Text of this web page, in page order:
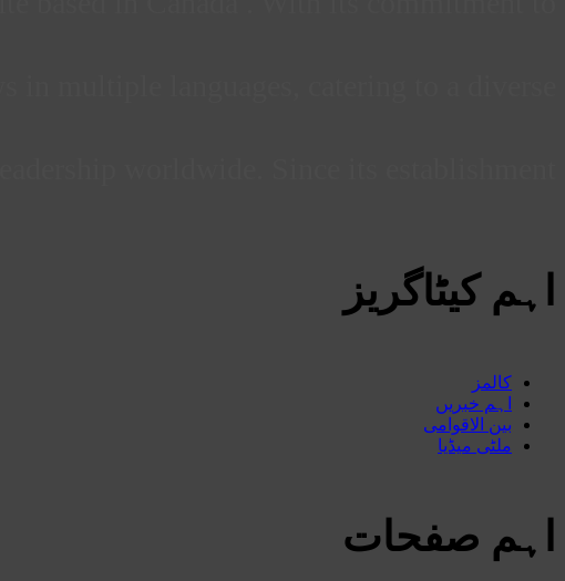
اہم کیٹاگریز
کالمز
اہم خبریں
بین الاقوامی
ملٹی میڈیا
اہم صفحات